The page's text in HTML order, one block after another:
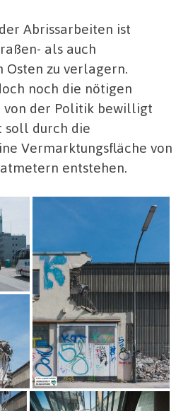
Abrissarbeiten ist
als auch
Osten zu verlagern.
noch die nötigen
der Politik bewilligt
soll durch die
Vermarktungsfläche von
entstehen.